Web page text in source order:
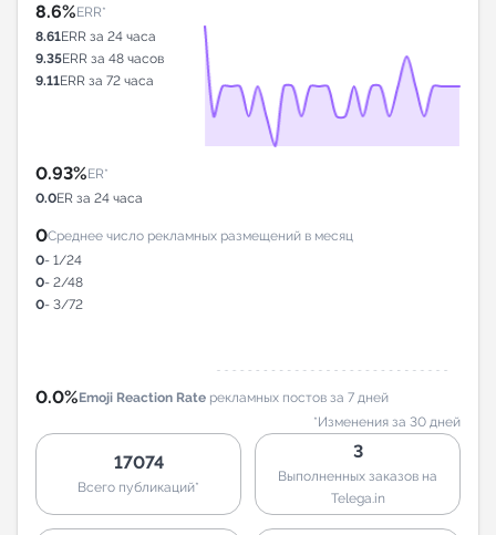
8.6%ERR*
8.61ERR за 24 часа
9.35ERR за 48 часов
9.11ERR за 72 часа
0.93%ER*
0.0ER за 24 часа
0Среднее число рекламных размещений в месяц
0- 1/24
0- 2/48
0- 3/72
0.0%Emoji Reaction Rate рекламных постов за 7 дней
*Изменения за 30 дней
17074
Всего публикаций*
3
Выполненных заказов на
Telega.in